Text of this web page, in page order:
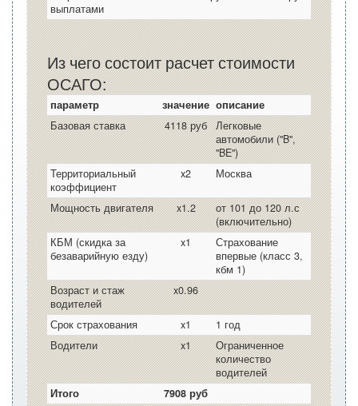
выплатами
Из чего состоит расчет стоимости
ОСАГО:
параметр значение описание
Базовая ставка
4118 руб
Легковые
автомобили ("B",
"BE")
Территориальный
коэффициент
x2 Москва
Мощность двигателя x1.2
от 101 до 120 л.с
(включительно)
КБМ (скидка за
безаварийную езду)
x1
Страхование
впервые (класс 3,
кбм 1)
Возраст и стаж
водителей
x0.96
Срок страхования x1
1 год
Водители
x1
Ограниченное
количество
водителей
Итого
7908 руб